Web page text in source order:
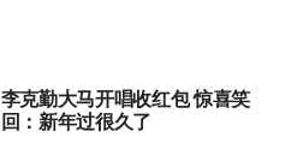
李克勤大马开唱收红包 惊喜笑
回：新年过很久了